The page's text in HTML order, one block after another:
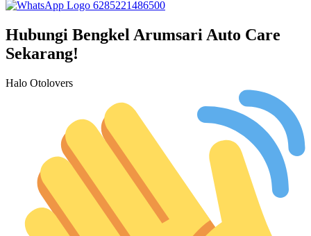
6285221486500
Hubungi Bengkel Arumsari Auto Care
Sekarang!
Halo Otolovers